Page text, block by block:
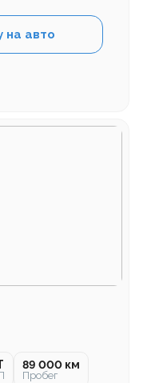
на авто
89 000 км
Пробег